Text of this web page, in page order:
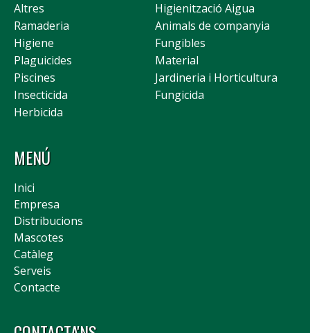
Altres
Higienització Aigua
Ramaderia
Animals de companyia
Higiene
Fungibles
Plaguicides
Material
Piscines
Jardineria i Horticultura
Insecticida
Fungicida
Herbicida
MENÚ
Inici
Empresa
Distribucions
Mascotes
Catàleg
Serveis
Contacte